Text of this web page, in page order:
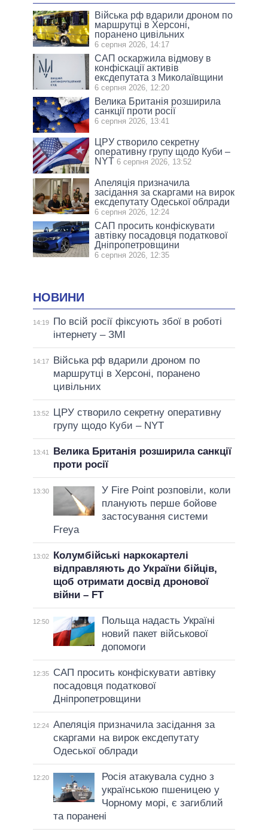
Війська рф вдарили дроном по
маршрутці в Херсоні,
поранено цивільних
6 серпня 2026, 14:17
САП оскаржила відмову в
конфіскації активів
ексдепутата з Миколаївщини
6 серпня 2026, 12:20
Велика Британія розширила
санкції проти росії
6 серпня 2026, 13:41
ЦРУ створило секретну
оперативну групу щодо Куби –
NYT 6 серпня 2026, 13:52
Апеляція призначила
засідання за скаргами на вирок
ексдепутату Одеської облради
6 серпня 2026, 12:24
САП просить конфіскувати
автівку посадовця податкової
Дніпропетровщини
6 серпня 2026, 12:35
НОВИНИ
14:19
По всій росії фіксують збої в роботі
інтернету – ЗМІ
14:17
Війська рф вдарили дроном по
маршрутці в Херсоні, поранено
цивільних
13:52
ЦРУ створило секретну оперативну
групу щодо Куби – NYT
13:41
Велика Британія розширила санкції
проти росії
13:30
У Fire Point розповіли, коли
планують перше бойове
застосування системи
Freya
13:02
Колумбійські наркокартелі
відправляють до України бійців,
щоб отримати досвід дронової
війни – FT
12:50
Польща надасть Україні
новий пакет військової
допомоги
12:35
САП просить конфіскувати автівку
посадовця податкової
Дніпропетровщини
12:24 Апеляція призначила засідання за
скаргами на вирок ексдепутату
Одеської облради
12:20
Росія атакувала судно з
українською пшеницею у
Чорному морі, є загиблий
та поранені